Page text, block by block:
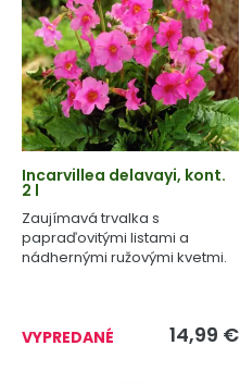
Incarvillea delavayi, kont.
2 l
Zaujímavá trvalka s
papraďovitými listami a
nádhernými ružovými kvetmi.
VYPREDANÉ 14,99 €